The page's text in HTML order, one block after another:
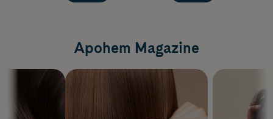
Apohem Magazine